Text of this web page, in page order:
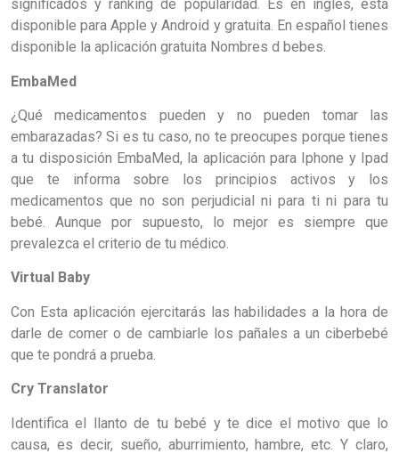
significados y ranking de popularidad. Es en inglés, está
disponible para Apple y Android y gratuita. En español tienes
disponible la aplicación gratuita Nombres d bebes.
EmbaMed
¿Qué medicamentos pueden y no pueden tomar las
embarazadas? Si es tu caso, no te preocupes porque tienes
a tu disposición EmbaMed, la aplicación para Iphone y Ipad
que te informa sobre los principios activos y los
medicamentos que no son perjudicial ni para ti ni para tu
bebé. Aunque por supuesto, lo mejor es siempre que
prevalezca el criterio de tu médico.
Virtual Baby
Con Esta aplicación ejercitarás las habilidades a la hora de
darle de comer o de cambiarle los pañales a un ciberbebé
que te pondrá a prueba.
Cry Translator
Identifica el llanto de tu bebé y te dice el motivo que lo
causa, es decir, sueño, aburrimiento, hambre, etc. Y claro,